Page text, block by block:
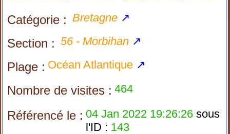
Catégorie : Bretagne ↗
Section : 56 - Morbihan ↗
Plage : Océan Atlantique ↗
Nombre de visites : 464
Référencé le : 04 Jan 2022 19:26:26 sous
l'ID : 143